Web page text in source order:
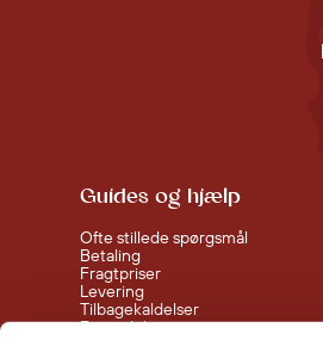
Guides og hjælp
Ofte stillede spørgsmål
Betaling
Fragtpriser
Levering
Tilbagekaldelser
Fortrydelsesret